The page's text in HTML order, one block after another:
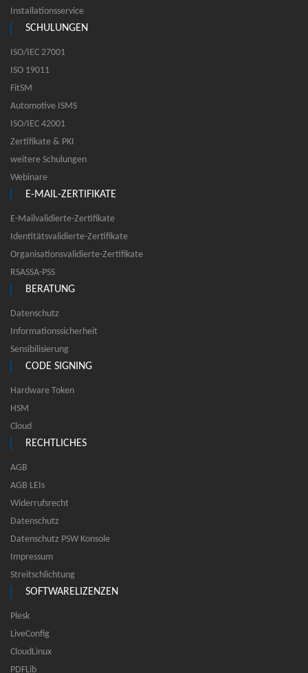
Installationsservice
SCHULUNGEN
ISO/IEC 27001
ISO 19011
FitSM
Automotive ISMS
ISO/IEC 42001
Zertifikate & PKI
weitere Schulungen
Webinare
E-MAIL-ZERTIFIKATE
E-Mailvalidierte-Zertifikate
Identitätsvalidierte-Zertifikate
Organisationsvalidierte-Zertifikate
RSASSA-PSS
BERATUNG
Datenschutz
Informationssicherheit
Sensibilisierung
CODE SIGNING
Hardware Token
HSM
Cloud
RECHTLICHES
AGB
AGB LEIs
Widerrufsrecht
Datenschutz
Datenschutz PSW Konsole
Impressum
Streitschlichtung
SOFTWARELIZENZEN
Plesk
LiveConfig
CloudLinux
PDFLib